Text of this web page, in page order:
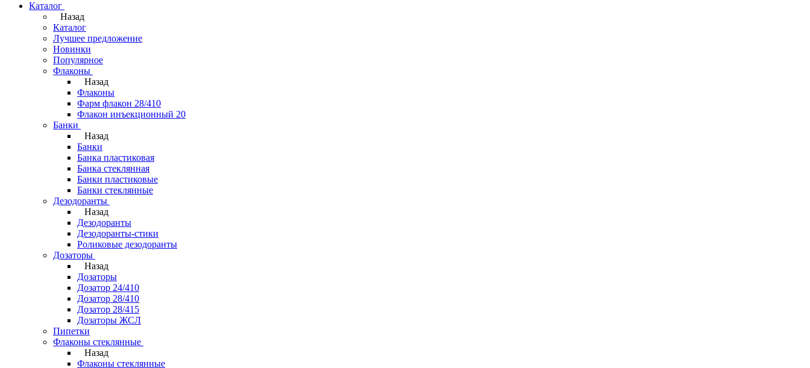
Каталог
Назад
Каталог
Лучшее предложение
Новинки
Популярное
Флаконы
Назад
Флаконы
Фарм флакон 28/410
Флакон инъекционный 20
Банки
Назад
Банки
Банка пластиковая
Банка стеклянная
Банки пластиковые
Банки стеклянные
Дезодоранты
Назад
Дезодоранты
Дезодоранты-стики
Роликовые дезодоранты
Дозаторы
Назад
Дозаторы
Дозатор 24/410
Дозатор 28/410
Дозатор 28/415
Дозаторы ЖСЛ
Пипетки
Флаконы стеклянные
Назад
Флаконы стеклянные